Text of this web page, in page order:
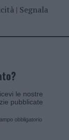
| Segnala
le nostre
pubblicate
obbligatorio